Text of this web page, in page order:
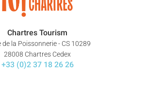
Chartres Tourism
de la Poissonnerie - CS 10289
28008 Chartres Cedex
+33 (0)2 37 18 26 26